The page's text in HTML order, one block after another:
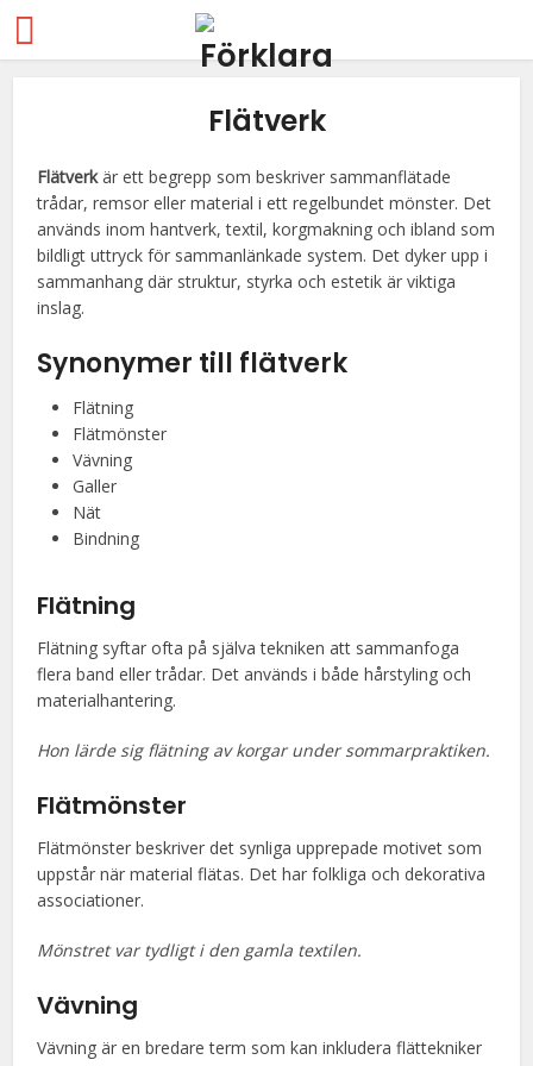
Flätverk
Flätverkär ett begrepp som beskriver sammanflätade
trådar, remsor eller material i ett regelbundet mönster. Det
används inom hantverk, textil, korgmakning och ibland som
bildligt uttryck för sammanlänkade system. Det dyker upp i
sammanhang där struktur, styrka och estetik är viktiga
inslag.
Synonymer till flätverk
Flätning
Flätmönster
Vävning
Galler
Nät
Bindning
Flätning
Flätning syftar ofta på själva tekniken att sammanfoga
flera band eller trådar. Det används i både hårstyling och
materialhantering.
Hon lärde sig flätning av korgar under sommarpraktiken.
Flätmönster
Flätmönster beskriver det synliga upprepade motivet som
uppstår när material flätas. Det har folkliga och dekorativa
associationer.
Mönstret var tydligt i den gamla textilen.
Vävning
Vävning är en bredare term som kan inkludera flättekniker